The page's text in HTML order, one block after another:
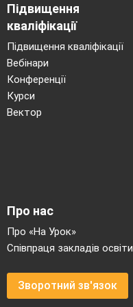
Підвищення
кваліфікації
Підвищення кваліфікації
Вебінари
Конференції
Курси
Вектор
Про нас
Про «На Урок»
Співпраця закладів освіти
Зворотний зв'язок